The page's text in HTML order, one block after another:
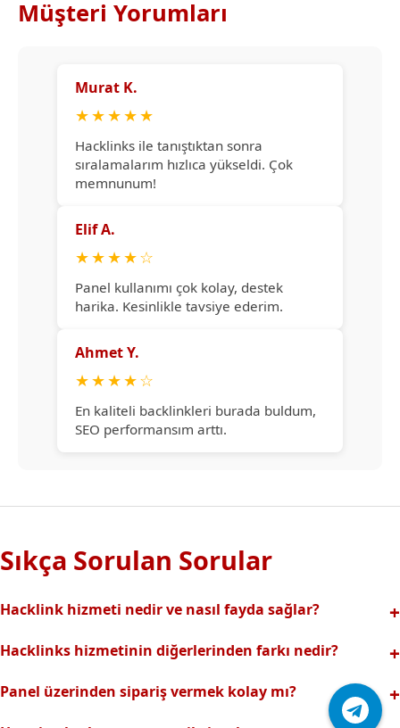
Müşteri Yorumları
Murat K.
★★★★★
Hacklinks ile tanıştıktan sonra
sıralamalarım hızlıca yükseldi. Çok
memnunum!
Elif A.
★★★★☆
Panel kullanımı çok kolay, destek
harika. Kesinlikle tavsiye ederim.
Ahmet Y.
★★★★☆
En kaliteli backlinkleri burada buldum,
SEO performansım arttı.
Sıkça Sorulan Sorular
Hacklink hizmeti nedir ve nasıl fayda sağlar?
backlinklerle sitenizin arama motorlarındaki
sıralamalarınız hızlıca yükselir.
Hacklinks hizmetinin diğerlerinden farkı nedir?
riski olmadan, en kaliteli ve etkili backlinkler sunuyoruz.
Profesyonel ekibimizle hızlı destek sağlanır.Ayrıca Daha
Panel üzerinden sipariş vermek kolay mı?
Hacklinks paneli kullanıcı dostu arayüzüyle kolayca sipariş